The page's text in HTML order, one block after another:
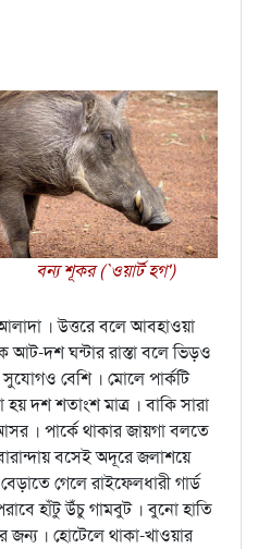
বন্য শূকর (`ওয়ার্ট হগ')
। উত্তরে বলে আবহাওয়া
দশ ঘন্টার রাস্তা বলে ভিড়ও
বেশি । মোলে পার্কটি
হয় দশ শতাংশ মাত্র । বাকি সারা
। পার্কে থাকার জায়গা বলতে
বসেই অদূরে জলাশয়ে
গেলে রাইফেলধারী গার্ড
হাঁটু উঁচু গামবুট । বুনো হাতি
জন্য । হোটেলে থাকা-খাওয়ার